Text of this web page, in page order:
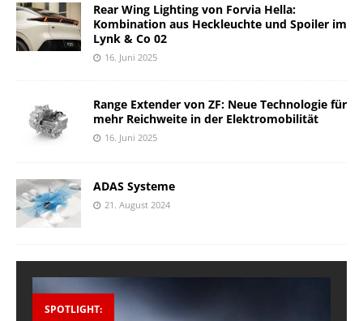
Rear Wing Lighting von Forvia Hella:
Kombination aus Heckleuchte und Spoiler im
Lynk & Co 02
16. Juni 2025
Range Extender von ZF: Neue Technologie für
mehr Reichweite in der Elektromobilität
16. Juni 2025
ADAS Systeme
21. August 2024
SPOTLIGHT: